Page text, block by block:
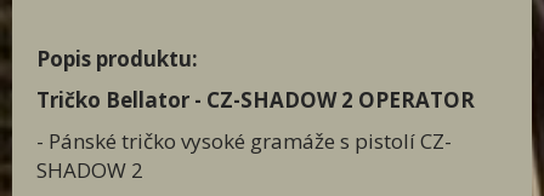
Popis produktu:
Tričko Bellator - CZ-SHADOW 2 OPERATOR
- Pánské tričko vysoké gramáže s pistolí CZ-
SHADOW 2